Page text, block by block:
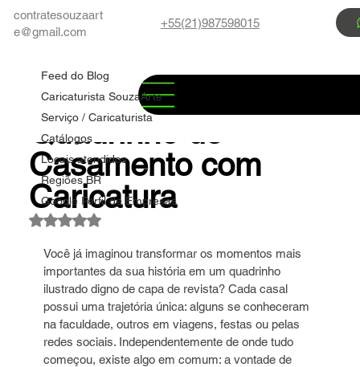
contratesouzaart
e@gmail.com
+55(21)987598015
Feed do Blog
Caricaturista SouzaArte
Serviço / Caricaturista
Catálogos
Locais atendidos
Regiões BR
Google Perfil de Empresas
✅ Encomenda de
Quadrinho de
Casamento com
Caricatura
Marco Souza
Avaliado com NaN de 5 estrelas.
Você já imaginou transformar os momentos mais
importantes da sua história em um quadrinho
ilustrado digno de capa de revista? Cada casal
possui uma trajetória única: alguns se conheceram
na faculdade, outros em viagens, festas ou pelas
redes sociais. Independentemente de onde tudo
começou, existe algo em comum: a vontade de